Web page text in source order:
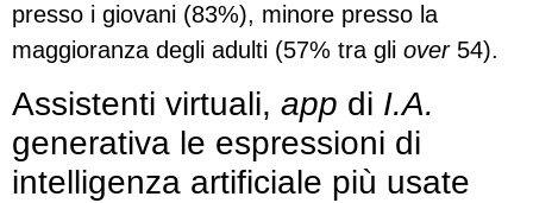
presso i giovani (83%), minore presso la
maggioranza degli adulti (57% tra gli over54).
Assistenti virtuali, app di I.A.
generativa le espressioni di
intelligenza artificiale più usate